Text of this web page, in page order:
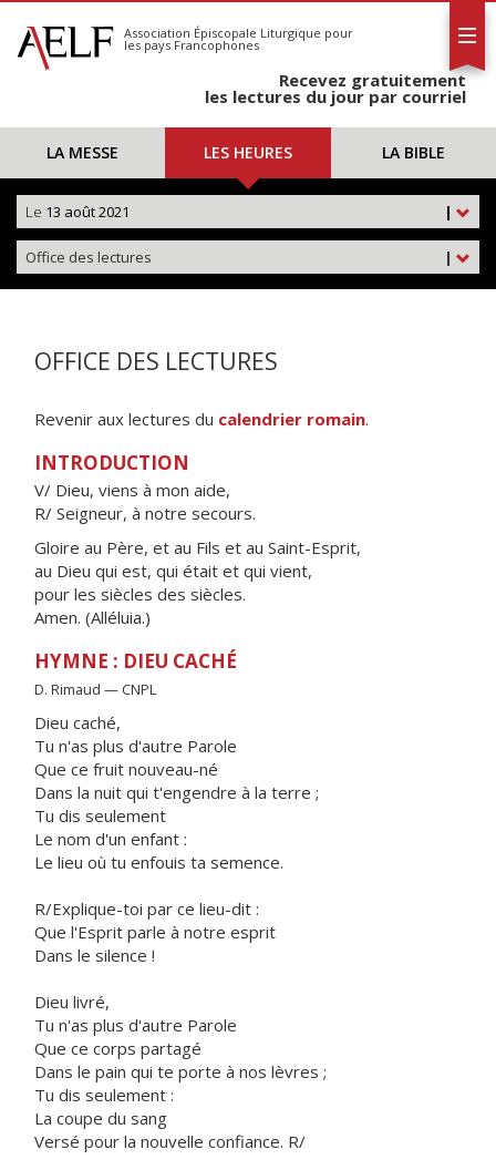
S'abonner
Calendrier
Association Épiscopale Liturgique pour
les pays Francophones
Recevez gratuitement
les lectures du jour par courriel
LA MESSE LES HEURES LA BIBLE
|
Le 13 août 2021
|
Office des lectures
OFFICE DES LECTURES
Revenir aux lectures du calendrier romain.
INTRODUCTION
V/ Dieu, viens à mon aide,
R/ Seigneur, à notre secours.
Gloire au Père, et au Fils et au Saint-Esprit,
au Dieu qui est, qui était et qui vient,
pour les siècles des siècles.
Amen. (Alléluia.)
HYMNE : DIEU CACHÉ
D. Rimaud — CNPL
Dieu caché,
Tu n'as plus d'autre Parole
Que ce fruit nouveau-né
Dans la nuit qui t'engendre à la terre ;
Tu dis seulement
Le nom d'un enfant :
Le lieu où tu enfouis ta semence.
R/Explique-toi par ce lieu-dit :
Que l'Esprit parle à notre esprit
Dans le silence !
Dieu livré,
Tu n'as plus d'autre Parole
Que ce corps partagé
Dans le pain qui te porte à nos lèvres ;
Tu dis seulement :
La coupe du sang
Versé pour la nouvelle confiance. R/